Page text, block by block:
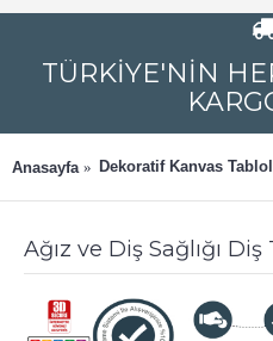
TÜRKİYE'NİN
Anasayfa Dekoratif Kanvas